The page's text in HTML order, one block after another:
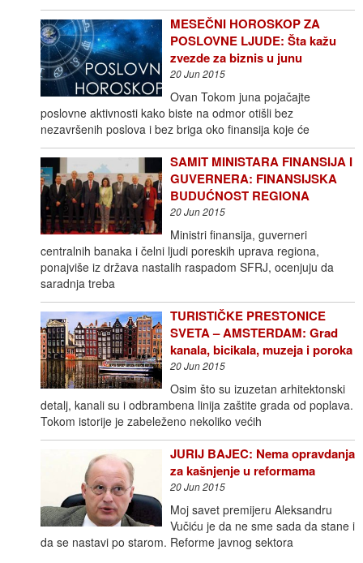
MESEČNI HOROSKOP ZA
POSLOVNE LJUDE: Šta kažu
zvezde za biznis u junu
20 Jun 2015
Ovan Tokom juna pojačajte
poslovne aktivnosti kako biste na odmor otišli bez
nezavršenih poslova i bez briga oko finansija koje će
SAMIT MINISTARA FINANSIJA I
GUVERNERA: FINANSIJSKA
BUDUĆNOST REGIONA
20 Jun 2015
Ministri finansija, guverneri
centralnih banaka i čelni ljudi poreskih uprava regiona,
ponajviše iz država nastalih raspadom SFRJ, ocenjuju da
saradnja treba
TURISTIČKE PRESTONICE
SVETA – AMSTERDAM: Grad
kanala, bicikala, muzeja i poroka
20 Jun 2015
Osim što su izuzetan arhitektonski
detalj, kanali su i odbrambena linija zaštite grada od poplava.
Tokom istorije je zabeleženo nekoliko većih
JURIJ BAJEC: Nema opravdanja
za kašnjenje u reformama
20 Jun 2015
Moj savet premijeru Aleksandru
Vučiću je da ne sme sada da stane i
da se nastavi po starom. Reforme javnog sektora